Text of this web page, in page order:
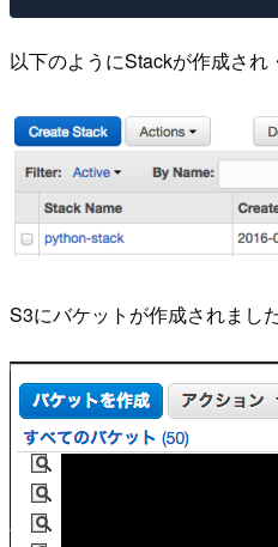
以下のようにStackが作成され
S3にバケットが作成されました